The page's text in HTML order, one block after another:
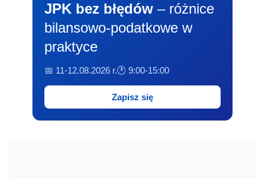
JPK bez błędów – różnice
bilansowo-podatkowe w
praktyce
📅 11-12.08.2026 r.🕐 9:00-15:00
Zapisz się